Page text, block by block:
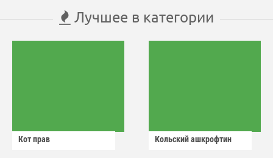
Лучшее в категории
Кот прав Кольский ашкрофтин